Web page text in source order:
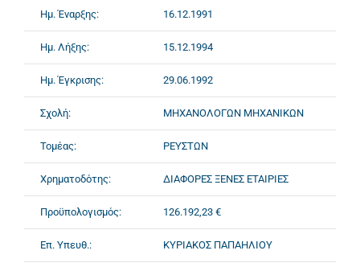
Ημ. Έναρξης: 16.12.1991
Ημ. Λήξης: 15.12.1994
Ημ. Έγκρισης: 29.06.1992
Σχολή: ΜΗΧΑΝΟΛΟΓΩΝ ΜΗΧΑΝΙΚΩΝ
Τομέας: ΡΕΥΣΤΩΝ
Χρηματοδότης: ΔΙΑΦΟΡΕΣ ΞΕΝΕΣ ΕΤΑΙΡΙΕΣ
Προϋπολογισμός: 126.192,23 €
Επ. Υπευθ.: ΚΥΡΙΑΚΟΣ ΠΑΠΑΗΛΙΟΥ